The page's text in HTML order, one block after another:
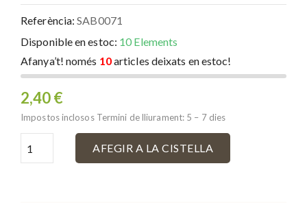
Referència: SAB0071
Disponible en estoc: 10 Elements
Afanya’t! només 10articles deixats en estoc!
2,40 €
Impostos inclosos Termini de lliurament: 5 – 7 dies
AFEGIR A LA CISTELLA